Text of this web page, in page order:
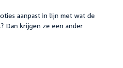
aanpast in lijn met wat de
Dan krijgen ze een ander